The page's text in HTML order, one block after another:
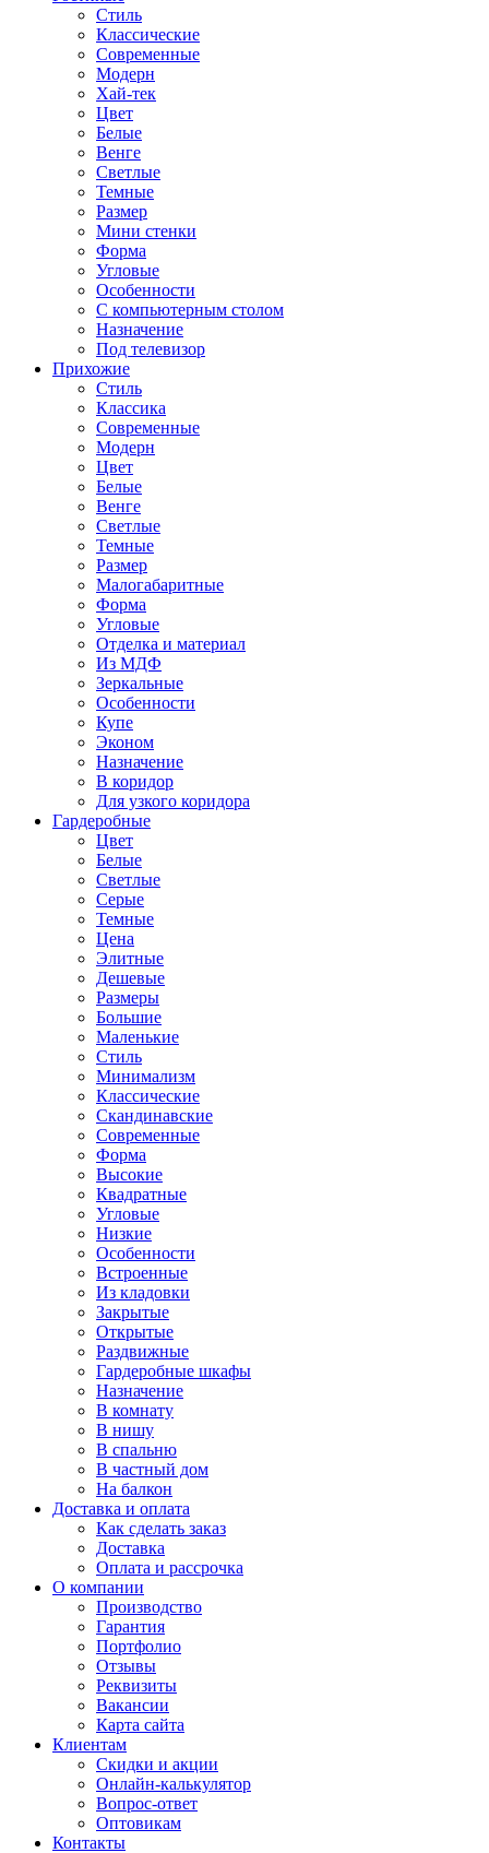
Стиль
Классические
Современные
Модерн
Хай-тек
Цвет
Белые
Венге
Светлые
Темные
Размер
Мини стенки
Форма
Угловые
Особенности
С компьютерным столом
Назначение
Под телевизор
Прихожие
Стиль
Классика
Современные
Модерн
Цвет
Белые
Венге
Светлые
Темные
Размер
Малогабаритные
Форма
Угловые
Отделка и материал
Из МДФ
Зеркальные
Особенности
Купе
Эконом
Назначение
В коридор
Для узкого коридора
Гардеробные
Цвет
Белые
Светлые
Серые
Темные
Цена
Элитные
Дешевые
Размеры
Большие
Маленькие
Стиль
Минимализм
Классические
Скандинавские
Современные
Форма
Высокие
Квадратные
Угловые
Низкие
Особенности
Встроенные
Из кладовки
Закрытые
Открытые
Раздвижные
Гардеробные шкафы
Назначение
В комнату
В нишу
В спальню
В частный дом
На балкон
Доставка и оплата
Как сделать заказ
Доставка
Оплата и рассрочка
О компании
Производство
Гарантия
Портфолио
Отзывы
Реквизиты
Вакансии
Карта сайта
Клиентам
Скидки и акции
Онлайн-калькулятор
Вопрос-ответ
Оптовикам
Контакты